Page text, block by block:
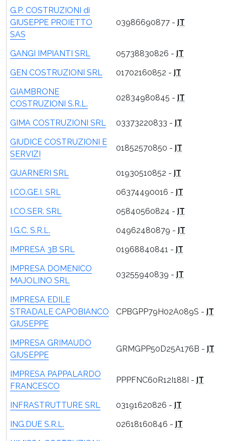
G.P. COSTRUZIONI di
GIUSEPPE PROIETTO
SAS
03986690877 - IT
GANGI IMPIANTI SRL 05738830826 - IT
GEN COSTRUZIONI SRL
01702160852 - IT
GIAMBRONE
COSTRUZIONI S.R.L.
02834980845 - IT
GIMA COSTRUZIONI SRL 03373220833 - IT
GIUDICE COSTRUZIONI E
SERVIZI
01852570850 - IT
GUARNERI SRL 01930510852 - IT
I.CO.GE.I. SRL
06374490016 - IT
I.CO.SER. SRL
05840560824 - IT
I.G.C. S.R.L.
04962480879 - IT
IMPRESA 3B SRL
01968840841 - IT
IMPRESA DOMENICO
MAJOLINO SRL
03255940839 - IT
IMPRESA EDILE
STRADALE CAPOBIANCO
GIUSEPPE
CPBGPP79H02A089S - IT
IMPRESA GRIMAUDO
GIUSEPPE
GRMGPP50D25A176B - IT
IMPRESA PAPPALARDO
FRANCESCO
PPPFNC60R12I188I - IT
INFRASTRUTTURE SRL 03191620826 - IT
ING.DUE S.R.L.
02618160846 - IT